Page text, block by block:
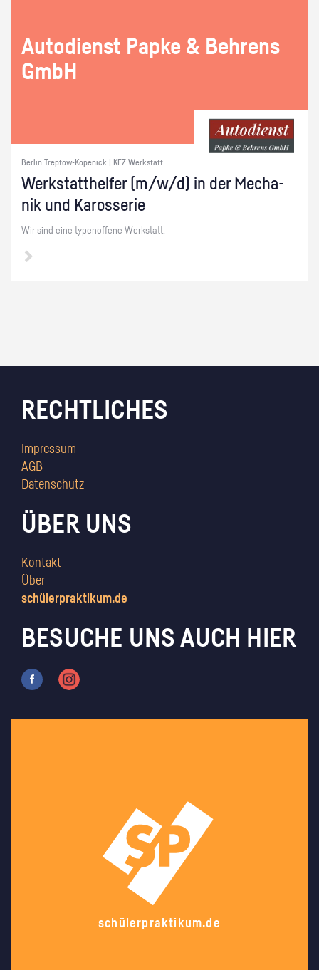
Au­to­dienst Papke & Beh­rens
GmbH
Berlin Treptow-Köpenick | KFZ Werkstatt
Werk­statt­hel­fer (m/w/d) in der Me­cha­
nik und Ka­ros­se­rie
Wir sind eine ty­pen­of­fe­ne Werk­statt.
RECHTLICHES
Impressum
AGB
Datenschutz
ÜBER UNS
Kontakt
Über
schülerpraktikum.de
BESUCHE UNS AUCH HIER
schülerpraktikum.de